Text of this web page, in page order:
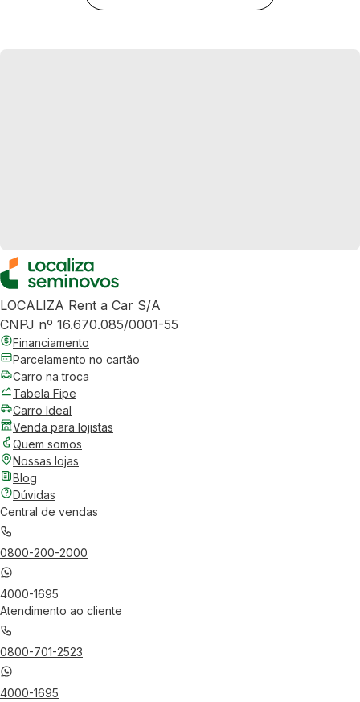
LOCALIZA Rent a Car S/A
CNPJ nº 16.670.085/0001-55
Financiamento
Parcelamento no cartão
Carro na troca
Tabela Fipe
Carro Ideal
Venda para lojistas
Quem somos
Nossas lojas
Blog
Dúvidas
Central de vendas
0800-200-2000
4000-1695
Atendimento ao cliente
0800-701-2523
4000-1695